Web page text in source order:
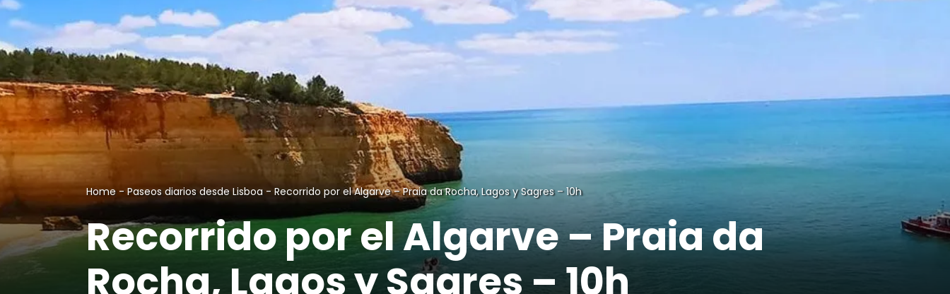
Home-Paseos diarios desde Lisboa- Recorrido por el Algarve – Praia da Rocha, Lagos y Sagres – 10h
Recorrido por el Algarve – Praia da
Rocha, Lagos y Sagres – 10h